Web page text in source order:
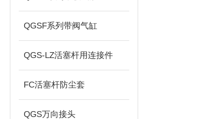
QGSF系列带阀气缸
QGS-LZ活塞杆用连接件
FC活塞杆防尘套
QGS万向接头